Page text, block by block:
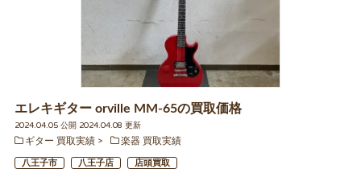
エレキギター orville MM-65の買取価格
2024.04.05 公開 2024.04.08 更新
ギター 買取実績
楽器 買取実績
八王子市 八王子店 店頭買取